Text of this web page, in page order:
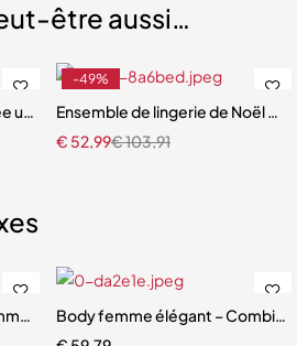
être aussi…
ultra fine pour femmes
-49%
Ensemble de lingerie de Noël
€103,91
€ 52,99
– Maille ajourée avec ceinture
Body femme élégant –